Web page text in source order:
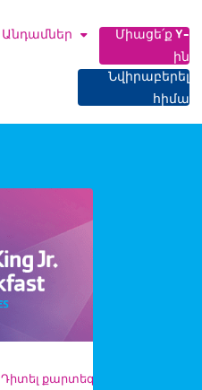
Անդամներ
Միացե՛ք Y-
ին
Նվիրաբերել
հիմա
Դիտել քարտեզի վրա